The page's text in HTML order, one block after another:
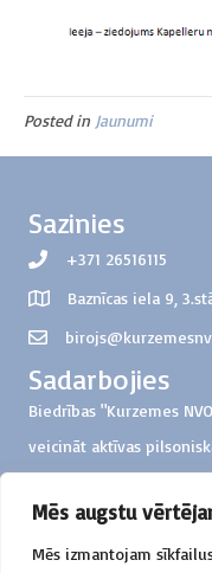
Mēs augstu
Mēs izmantojam
Posted in Jaunumi
Sazinies
+371 26516115
Baznīcas iela 9,
Sadarbojies
Biedrības "Kurzemes
veicināt aktīvas
Ziedo
Biedrība "Kurzemes